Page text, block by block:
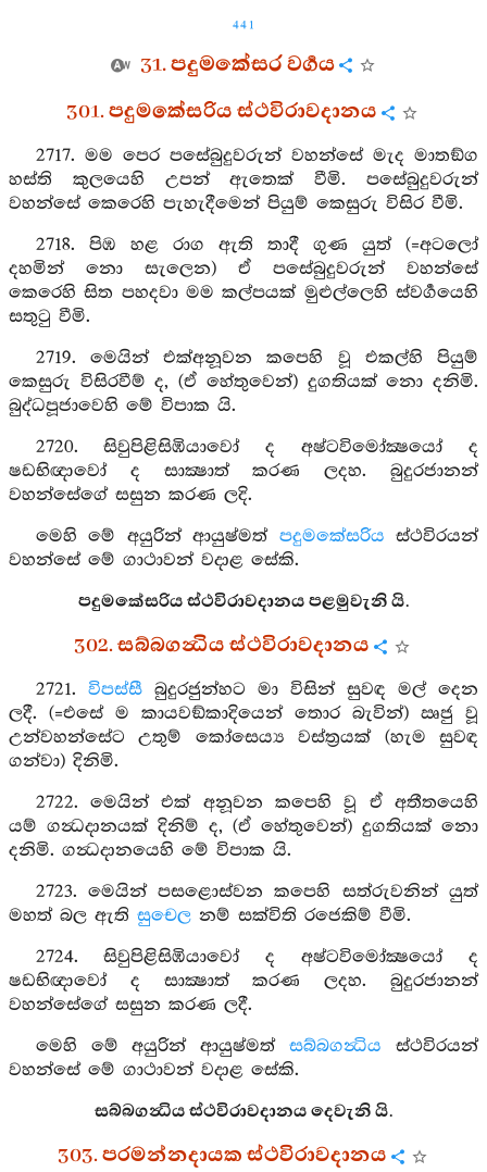
441
31. පදුමකේසර වර්‍ගය
301. පදුමකේසරිය ස්ථවිරාවදානය
2717. මම පෙර පසේබුදුවරුන් වහන්සේ මැද මාතඞ්ග
හස්ති කුලයෙහි උපන් ඇතෙක් වීමි. පසේබුදුවරුන්
වහන්සේ කෙරෙහි පැහැදීමෙන් පියුම් කෙසුරු විසිර වීමි.
2718. පිඹ හළ රාග ඇති තාදී ගුණ යුත් (=අටලෝ
දහමින් නො සැලෙන) ඒ පසේබුදුවරුන් වහන්සේ
කෙරෙහි සිත පහදවා මම කල්පයක් මුළුල්ලෙහි ස්වර්‍ගයෙහි
සතුටු වීමි.
2719. මෙයින් එක්අනූවන කපෙහි වූ එකල්හි පියුම්
කෙසුරු විසිරවීම් ද, (ඒ හේතුවෙන්) දුගතියක් නො දනිමි.
බුද්ධපූජාවෙහි මේ විපාක යි.
2720. සිවුපිළිසිඹියාවෝ ද අෂ්ටවිමෝක්‍ෂයෝ ද
ෂඩභිඥාවෝ ද සාක්‍ෂාත් කරණ ලදහ. බුදුරජානන්
වහන්සේගේ සසුන කරණ ලදි.
මෙහි මේ අයුරින් ආයුෂ්මත් පදුමකේසරිය ස්ථවිරයන්
වහන්සේ මේ ගාථාවන් වදාළ සේකි.
පදුමකේසරිය ස්ථවිරාවදානය පළමුවැනි යි.
302. සබ්බගන්‍ධිය ස්ථවිරාවදානය
2721. විපස්සීබුදුරජුන්හට මා විසින් සුවඳ මල් දෙන
ලදී. (=එසේ ම කායවඞ්කාදියෙන් තොර බැවින්) ඍජු වූ
උන්වහන්සේට උතුම් කෝසෙය්‍ය වස්ත්‍රයක් (හැම සුවඳ
ගන්වා) දිනිමි.
2722. මෙයින් එක් අනූවන කපෙහි වූ ඒ අතීතයෙහි
යම් ගන්‍ධදානයක් දිනිම් ද, (ඒ හේතුවෙන්) දුගතියක් නො
දනිමි. ගන්‍ධදානයෙහි මේ විපාක යි.
2723. මෙයින් පසළොස්වන කපෙහි සත්රුවනින් යුත්
මහත් බල ඇති සුචෙල නම් සක්විති රජෙකිම් වීමි.
2724. සිවුපිළිසිඹියාවෝ ද අෂ්ටවිමෝක්‍ෂයෝ ද
ෂඩභිඥාවෝ ද සාක්‍ෂාත් කරණ ලදහ. බුදුරජානන්
වහන්සේගේ සසුන කරණ ලදී.
මෙහි මේ අයුරින් ආයුෂ්මත්සබ්බගන්‍ධිය ස්ථවිරයන්
වහන්සේ මේ ගාථාවන් වදාළ සේකි.
සබ්බගන්‍ධිය ස්ථවිරාවදානය දෙවැනි යි.
303. පරමන්නදායක ස්ථවිරාවදානය